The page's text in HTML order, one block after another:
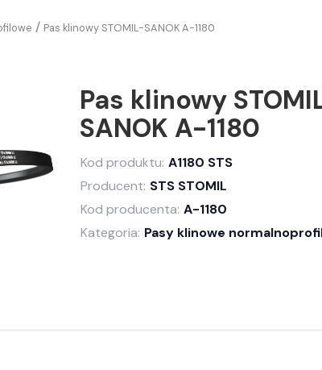
Pas klinowy STOMIL-SANOK A-1180
/
Pas klinowy
SANOK A-1180
Kod produktu: A1180 STS
Producent: STS STOMIL
Kod producenta: A-1180
Kategoria: Pasy klinowe